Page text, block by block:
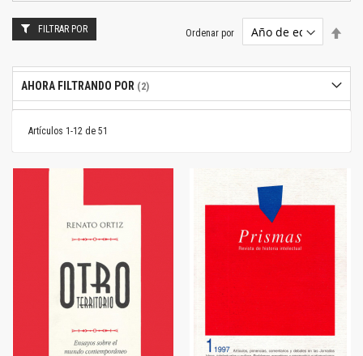
Artículos 1-12 de 51
Ordenar por
FILTRAR POR
AHORA FILTRANDO POR